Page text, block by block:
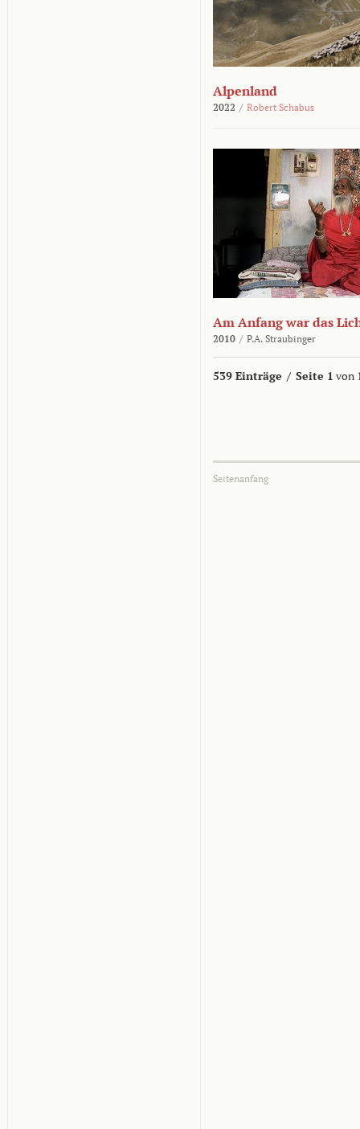
Alpenland
2022 / Robert Schabus
Am Anfang war das
2010 / P.A. Straubinger
539 Einträge / Seite 1 von
Seitenanfang